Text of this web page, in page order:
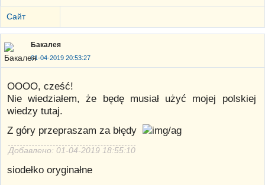
Сайт
Бакалея
01-04-2019 20:53:27
ОООО, cześć!
Nie wiedziałem, że będę musiał użyć mojej polskiej
wiedzy tutaj.
Z góry przepraszam za błędy
Добавлено: 01-04-2019 18:55:10
siodełko oryginałne